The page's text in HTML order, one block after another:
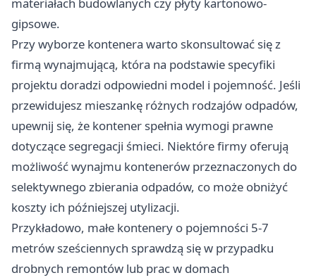
materiałach budowlanych czy płyty kartonowo-
gipsowe.
Przy wyborze kontenera warto skonsultować się z
firmą wynajmującą, która na podstawie specyfiki
projektu doradzi odpowiedni model i pojemność. Jeśli
przewidujesz mieszankę różnych rodzajów odpadów,
upewnij się, że kontener spełnia wymogi prawne
dotyczące segregacji śmieci. Niektóre firmy oferują
możliwość wynajmu kontenerów przeznaczonych do
selektywnego zbierania odpadów, co może obniżyć
koszty ich późniejszej utylizacji.
Przykładowo, małe kontenery o pojemności 5-7
metrów sześciennych sprawdzą się w przypadku
drobnych remontów lub prac w domach